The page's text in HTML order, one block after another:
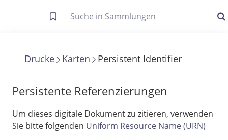
Die letzte Trefferliste besteht aus Ihrer letzten Suche, samt
Zuletzt gesucht
Suche in Metadaten
Drucke Karten Persistent Identifier
Persistente Referenzierungen
Um dieses digitale Dokument zu zitieren, verwenden
Sie bitte folgenden Uniform Resource Name (URN)